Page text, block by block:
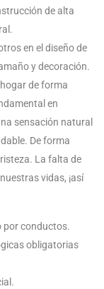
de alta
en el diseño de
y decoración.
de forma
en
sensación natural
De forma
La falta de
vidas, ¡así
por conductos.
obligatorias